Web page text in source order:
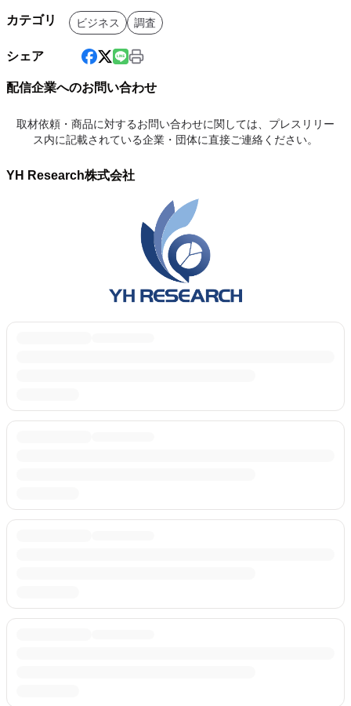
カテゴリ ビジネス 調査
シェア
配信企業へのお問い合わせ
取材依頼・商品に対するお問い合わせに関しては、プレスリリー
ス内に記載されている企業・団体に直接ご連絡ください。
YH Research株式会社